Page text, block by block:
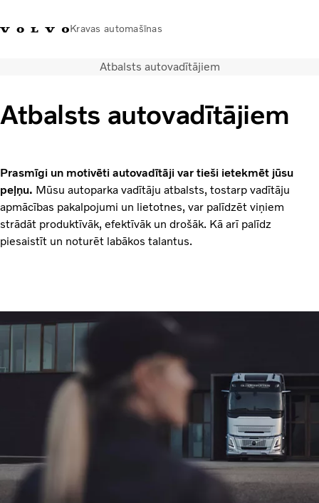
Kravas automašīnas
Volvo Trucks veikalsIenāktLatvija
Transporta risinājumi
Tuvākās darbnīcas meklēšana
Jaunumi
Par mums
Sazināties ar mums
Akcijas
Atbalsts autovadītājiem
Atbalsts autovadītājiem
Prasmīgi un motivēti autovadītāji var tieši ietekmēt jūsu
peļņu. Mūsu autoparka vadītāju atbalsts, tostarp vadītāju
apmācības pakalpojumi un lietotnes, var palīdzēt viņiem
strādāt produktīvāk, efektīvāk un drošāk. Kā arī palīdz
piesaistīt un noturēt labākos talantus.